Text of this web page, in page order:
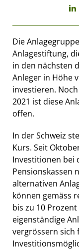
Die
Anlagestiftung,
in den nächsten
Anleger in Höhe
investieren.
2021 ist diese
offen.
In der Schweiz
Kurs. Seit
Investitionen bei
Pensionskassen
alternativen
können gemäss
bis zu 10
eigenständige
vergrössern sich